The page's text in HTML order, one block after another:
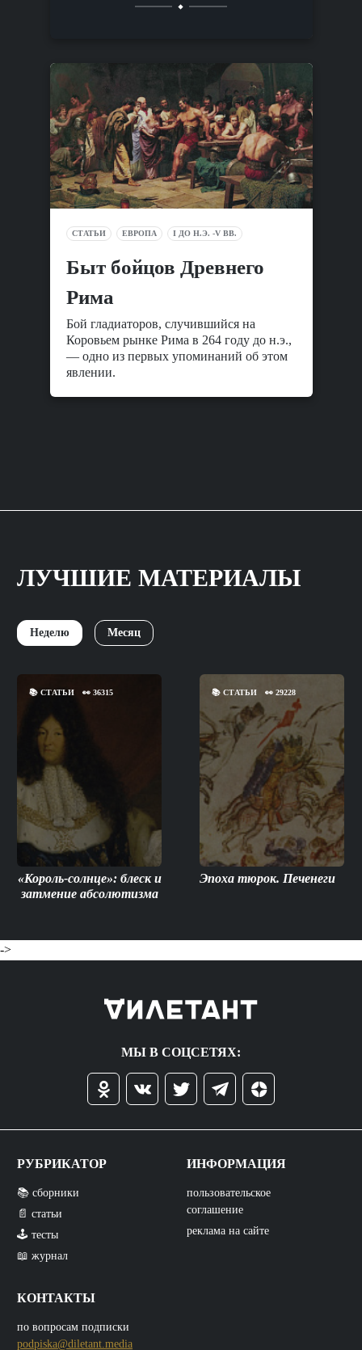
СТАТЬИ ЕВРОПА I ДО Н.Э. -V ВВ.
Быт бойцов Древнего
Рима
Бой гладиаторов, случившийся на
Коровьем рынке Рима в 264 году до н.э.,
— одно из первых упоминаний об этом
явлении.
ЛУЧШИЕ МАТЕРИАЛЫ
Неделю Месяц
📚 СТАТЬИ 👀 36315
«Король-солнце»: блеск и
затмение абсолютизма
📚СТАТЬИ 👀29228
Эпоха тюрок. Печенеги
->
МЫ В СОЦСЕТЯХ:
РУБРИКАТОР
📚 сборники
📄 статьи
🕹️ тесты
📖 журнал
КОНТАКТЫ
по вопросам подписки
podpiska@diletant.media
ИНФОРМАЦИЯ
пользовательское
соглашение
реклама на сайте